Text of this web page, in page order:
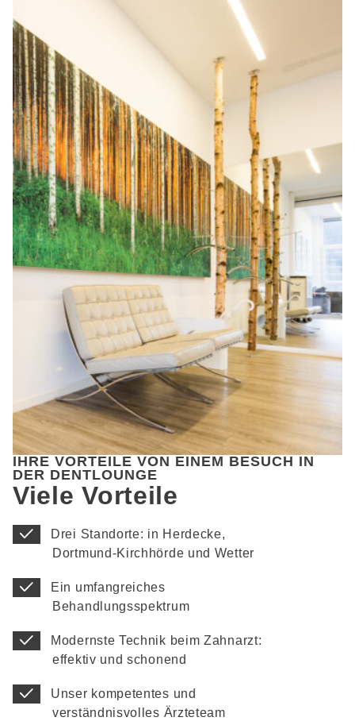
IHRE VORTEILE VON EINEM BESUCH IN
DER DENTLOUNGE
Viele Vorteile
Drei Standorte: in Herdecke,
Dortmund-Kirchhörde und Wetter
Ein umfangreiches
Behandlungsspektrum
Modernste Technik beim Zahnarzt:
effektiv und schonend
Unser kompetentes und
verständnisvolles Ärzteteam